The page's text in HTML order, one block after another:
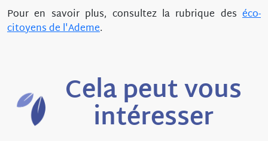
Pour en savoir plus, consultez la rubrique des éco-
citoyens de l'Ademe.
Cela peut vous
intéresser